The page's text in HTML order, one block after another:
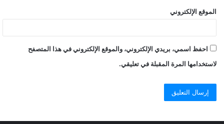
الموقع الإلكتروني
احفظ اسمي، بريدي الإلكتروني، والموقع الإلكتروني في هذا المتصفح
لاستخدامها المرة المقبلة في تعليقي.